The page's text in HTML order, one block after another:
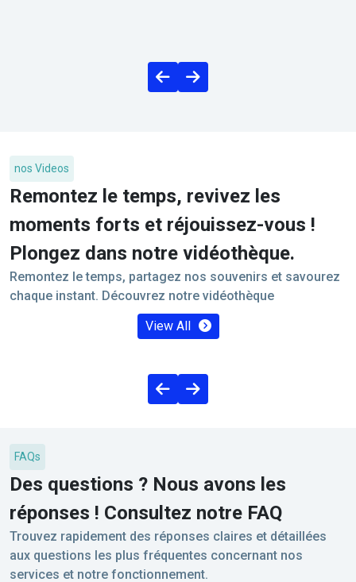
nos Videos
Remontez le temps, revivez les
moments forts et réjouissez-vous !
Plongez dans notre vidéothèque.
Remontez le temps, partagez nos souvenirs et savourez
chaque instant. Découvrez notre vidéothèque
View All
FAQs
Des questions ? Nous avons les
réponses ! Consultez notre FAQ
Trouvez rapidement des réponses claires et détaillées
aux questions les plus fréquentes concernant nos
services et notre fonctionnement.